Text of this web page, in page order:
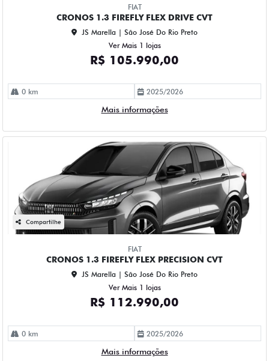
FIAT
CRONOS 1.3 FIREFLY FLEX DRIVE CVT
JS Marella | São José Do Rio Preto
Ver Mais 1 lojas
R$ 105.990,00
0 km 2025/2026
Mais informações
Compartilhe
FIAT
CRONOS 1.3 FIREFLY FLEX PRECISION CVT
JS Marella | São José Do Rio Preto
Ver Mais 1 lojas
R$ 112.990,00
0 km 2025/2026
Mais informações